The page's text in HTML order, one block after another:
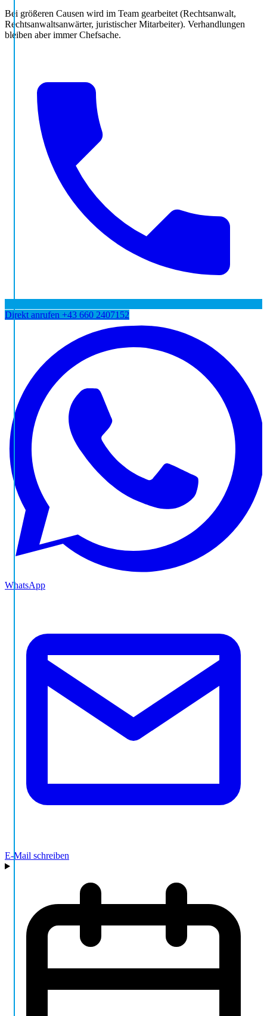
Bei größeren Causen wird im Team gearbeitet (Rechtsanwalt,
Rechtsanwaltsanwärter, juristischer Mitarbeiter). Verhandlungen
bleiben aber immer Chefsache.
Direkt anrufen +43 660 2407152
WhatsApp
E-Mail schreiben